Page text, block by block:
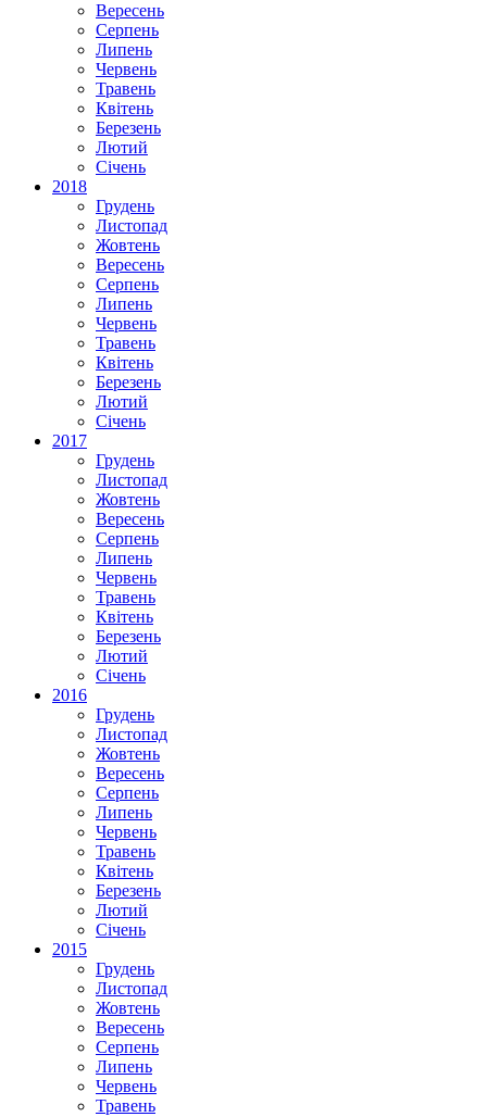
Вересень
Серпень
Липень
Червень
Травень
Квітень
Березень
Лютий
Січень
2018
Грудень
Листопад
Жовтень
Вересень
Серпень
Липень
Червень
Травень
Квітень
Березень
Лютий
Січень
2017
Грудень
Листопад
Жовтень
Вересень
Серпень
Липень
Червень
Травень
Квітень
Березень
Лютий
Січень
2016
Грудень
Листопад
Жовтень
Вересень
Серпень
Липень
Червень
Травень
Квітень
Березень
Лютий
Січень
2015
Грудень
Листопад
Жовтень
Вересень
Серпень
Липень
Червень
Травень